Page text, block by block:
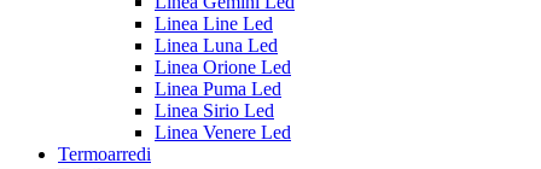
Linea Line Led
Linea Luna Led
Linea Orione Led
Linea Puma Led
Linea Sirio Led
Linea Venere Led
Termoarredi